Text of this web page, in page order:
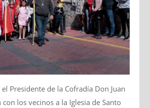
Presidente de la Cofradía Don Juan
con los vecinos a la Iglesia de Santo